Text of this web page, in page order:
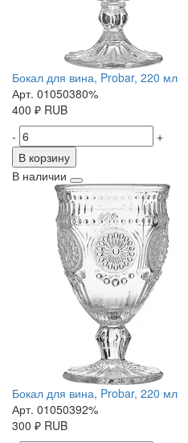
Бокал для вина, Probar, 220 мл
Арт. 01050380%
400 ₽ RUB
-
+
В корзину
В наличии
Бокал для вина, Probar, 220 мл
Арт. 01050392%
300 ₽ RUB